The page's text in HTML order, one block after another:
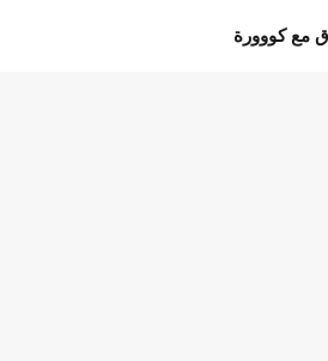
مع كووورة